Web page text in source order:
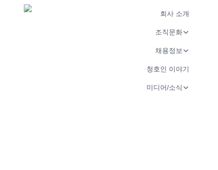
회사 소개
조직문화
채용정보
청호인 이야기
미디어/소식